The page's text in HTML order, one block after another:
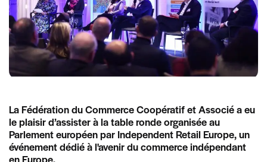
La Fédération du Commerce Coopératif et Associé a eu
le plaisir d’assister à la table ronde organisée au
Parlement européen par Independent Retail Europe, un
événement dédié à l'avenir du commerce indépendant
en Europe.